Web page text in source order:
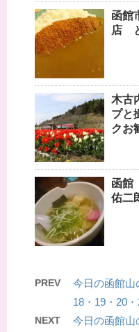
函館
店
木古
プと
クお
函
佑二
PREV
今日の函館
18・19・20
NEXT
今日の函館